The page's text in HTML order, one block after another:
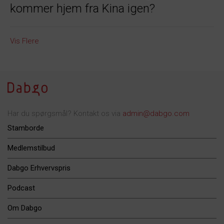
kommer hjem fra Kina igen?
Vis Flere
Har du spørgsmål? Kontakt os via admin@dabgo.com
Stamborde
Medlemstilbud
Dabgo Erhvervspris
Podcast
Om Dabgo